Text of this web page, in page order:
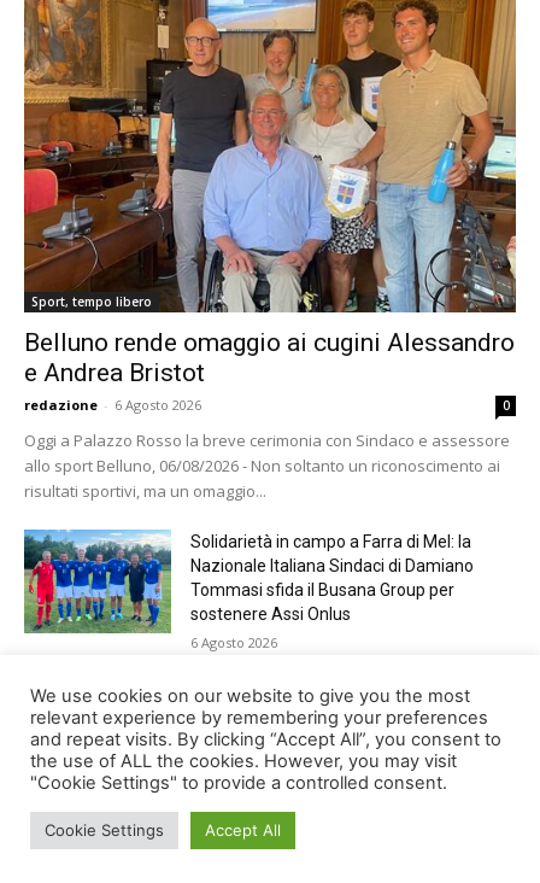
Sport, tempo libero
Belluno rende omaggio ai cugini Alessandro
e Andrea Bristot
redazione - 6 Agosto 2026 0
Oggi a Palazzo Rosso la breve cerimonia con Sindaco e assessore
allo sport Belluno, 06/08/2026 - Non soltanto un riconoscimento ai
risultati sportivi, ma un omaggio...
Solidarietà in campo a Farra di Mel: la
Nazionale Italiana Sindaci di Damiano
Tommasi sfida il Busana Group per
sostenere Assi Onlus
6 Agosto 2026
Shade, Dolcenera, Merk&Kremont,
Benji&Fede e molti altri, giovedì sera a
Jesolo con Radio Bella&Monella
5 Agosto 2026
© Newspaper WordPress Theme by TagDiv
We use cookies on our website to give you the most
relevant experience by remembering your preferences
and repeat visits. By clicking “Accept All”, you consent to
the use of ALL the cookies. However, you may visit
"Cookie Settings" to provide a controlled consent.
Cookie Settings Accept All